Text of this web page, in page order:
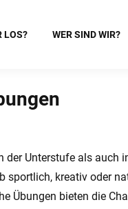
LOS? WER SIND WIR?
Unterstufe als auch
sportlich, kreativ oder
Übungen bieten die